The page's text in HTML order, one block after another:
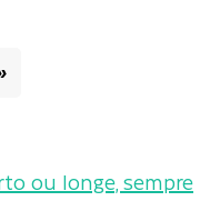
ou longe, sempre